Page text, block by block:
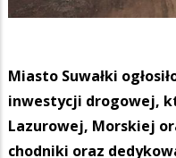
Miasto Suwałki
inwestycji drogowej,
Lazurowej, Morskiej
chodniki oraz